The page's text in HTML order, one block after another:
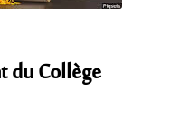
du Collège